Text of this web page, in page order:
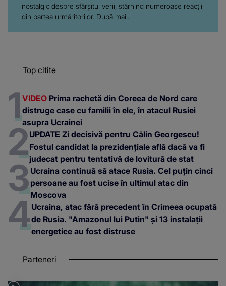
nostalgic despre sfârșitul verii, stârnind numeroase reacții
din partea urmăritorilor. După mai...
Top citite
VIDEO Prima rachetă din Coreea de Nord care
distruge case cu familii în ele, în atacul Rusiei
asupra Ucrainei
UPDATE Zi decisivă pentru Călin Georgescu!
Fostul candidat la prezidențiale află dacă va fi
judecat pentru tentativă de lovitură de stat
Ucraina continuă să atace Rusia. Cel puțin cinci
persoane au fost ucise în ultimul atac din
Moscova
Ucraina, atac fără precedent în Crimeea ocupată
de Rusia. "Amazonul lui Putin" și 13 instalații
energetice au fost distruse
Parteneri